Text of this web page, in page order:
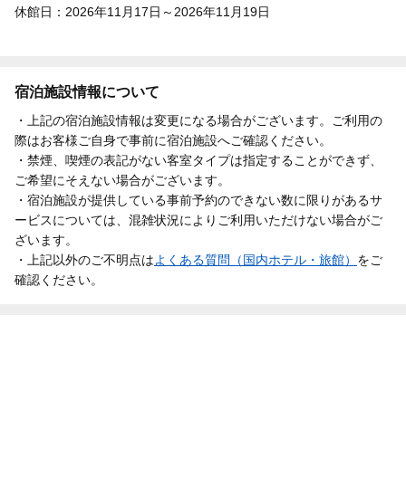
休館日：2026年11月17日～2026年11月19日
宿泊施設情報について
・上記の宿泊施設情報は変更になる場合がございます。ご利用の
際はお客様ご自身で事前に宿泊施設へご確認ください。
・禁煙、喫煙の表記がない客室タイプは指定することができず、
ご希望にそえない場合がございます。
・宿泊施設が提供している事前予約のできない数に限りがあるサ
ービスについては、混雑状況によりご利用いただけない場合がご
ざいます。
・上記以外のご不明点はよくある質問（国内ホテル・旅館） をご
確認ください。